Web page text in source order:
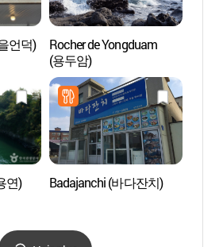
언덕)
Rocher de Yongduam
(용두암)
연) Badajanchi (바다잔치)